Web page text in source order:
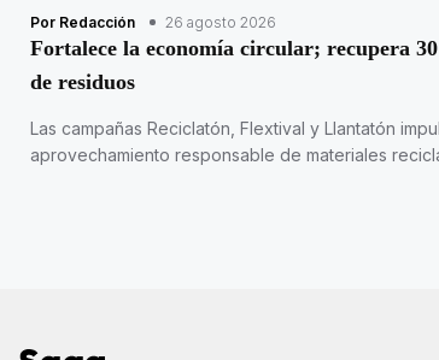
Por Redacción 26 agosto 2026
Fortalece la economía circular; recupera
de residuos
Las campañas Reciclatón, Flextival y Llantatón
aprovechamiento responsable de materiales